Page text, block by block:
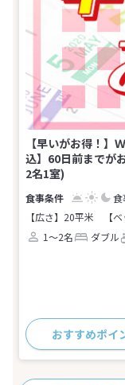
【早いがお得！
込】60日前までが
2名1室)
食
【広さ】20平米
【
1～2名
ダブル
おすすめポイ